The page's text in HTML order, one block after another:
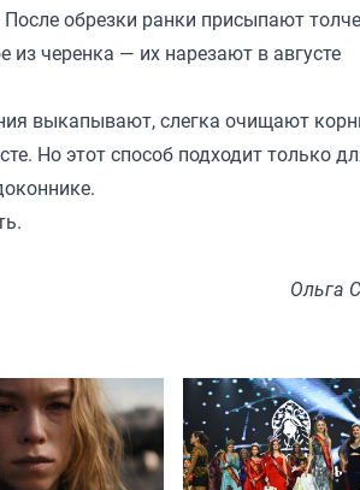
обрезки ранки присыпают
из черенка — их нарезают в августе
выкапывают, слегка очищают
Но этот способ подходит только
Ольга